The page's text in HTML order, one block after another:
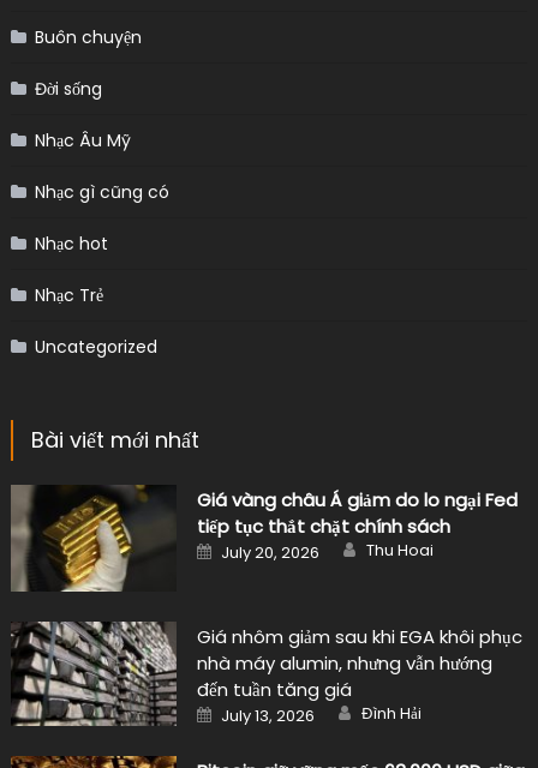
Buôn chuyện
Đời sống
Nhạc Âu Mỹ
Nhạc gì cũng có
Nhạc hot
Nhạc Trẻ
Uncategorized
Bài viết mới nhất
Giá vàng châu Á giảm do lo ngại Fed
tiếp tục thắt chặt chính sách
Posted
on
July 20, 2026 Author
Thu Hoai
Giá nhôm giảm sau khi EGA khôi phục
nhà máy alumin, nhưng vẫn hướng
đến tuần tăng giá
Posted
on
July 13, 2026 Author
Đình Hải